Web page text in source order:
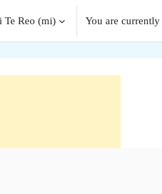
Te Reo ‎(mi)‎ You are currently